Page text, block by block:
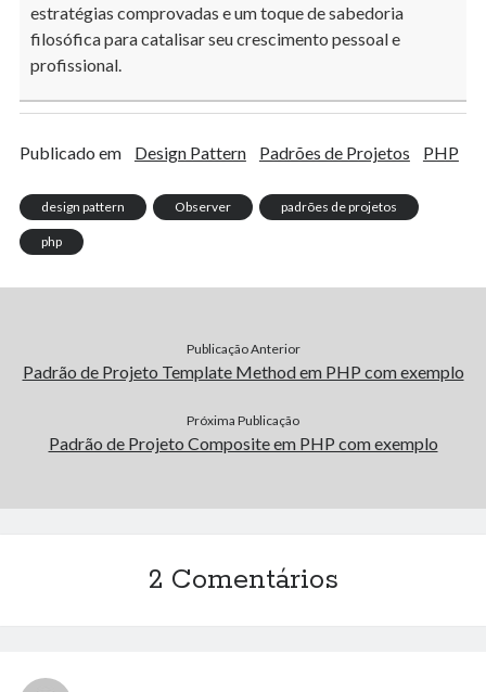
estratégias comprovadas e um toque de sabedoria
filosófica para catalisar seu crescimento pessoal e
profissional.
Publicado em Design Pattern Padrões de Projetos PHP
design pattern Observer padrões de projetos
php
Publicação Anterior
Padrão de Projeto Template Method em PHP com exemplo
Próxima Publicação
Padrão de Projeto Composite em PHP com exemplo
2 Comentários